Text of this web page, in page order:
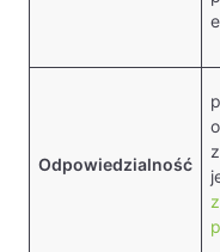
Odpowiedzialność